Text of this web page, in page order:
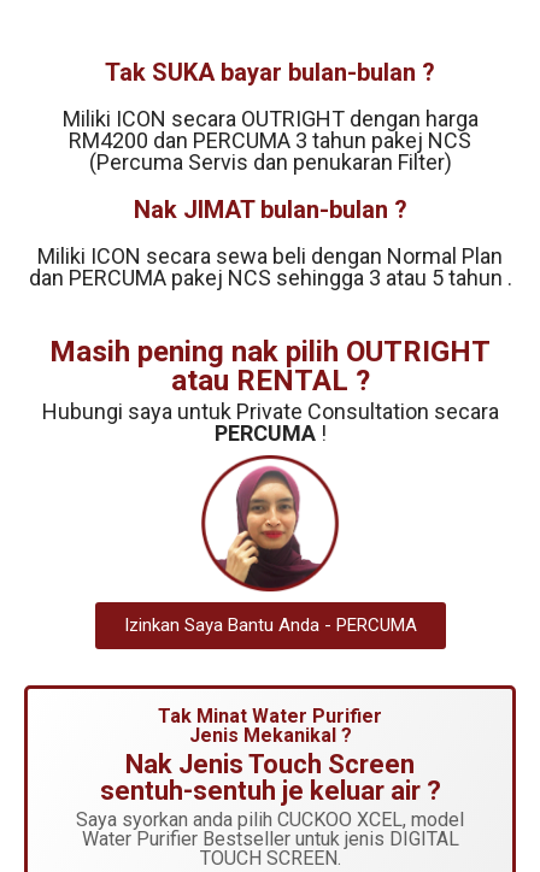
Tak SUKA bayar bulan-bulan ?
Miliki ICON secara OUTRIGHT dengan harga
RM4200 dan PERCUMA 3 tahun pakej NCS
(Percuma Servis dan penukaran Filter)
Nak JIMAT bulan-bulan ?
Miliki ICON secara sewa beli dengan Normal Plan
dan PERCUMA pakej NCS sehingga 3 atau 5 tahun .
Masih pening nak pilih OUTRIGHT
atau RENTAL ?
Hubungi saya untuk Private Consultation secara
PERCUMA!
Izinkan Saya Bantu Anda - PERCUMA
Tak Minat Water Purifier
Jenis Mekanikal ?
Nak Jenis Touch Screen
sentuh-sentuh je keluar air ?
Saya syorkan anda pilih CUCKOO XCEL, model
Water Purifier Bestseller untuk jenis DIGITAL
TOUCH SCREEN.